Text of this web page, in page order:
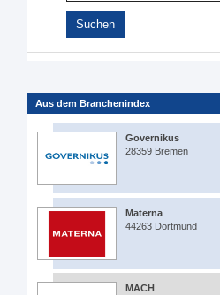
Aus dem Branchenindex
Governikus
28359 Bremen
Materna
44263 Dortmund
MACH